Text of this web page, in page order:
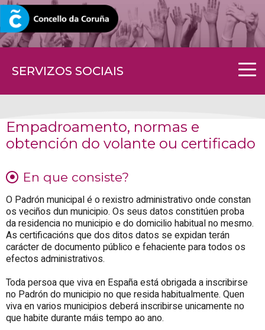
SERVIZOS SOCIAIS
CORUNA.GAL
Empadroamento, normas e
obtención do volante ou certificado
En que consiste?
O Padrón municipal é o rexistro administrativo onde constan
os veciños dun municipio. Os seus datos constitúen proba
da residencia no municipio e do domicilio habitual no mesmo.
As certificacións que dos ditos datos se expidan terán
carácter de documento público e fehaciente para todos os
efectos administrativos.
Toda persoa que viva en España está obrigada a inscribirse
no Padrón do municipio no que resida habitualmente. Quen
viva en varios municipios deberá inscribirse unicamente no
que habite durante máis tempo ao ano.